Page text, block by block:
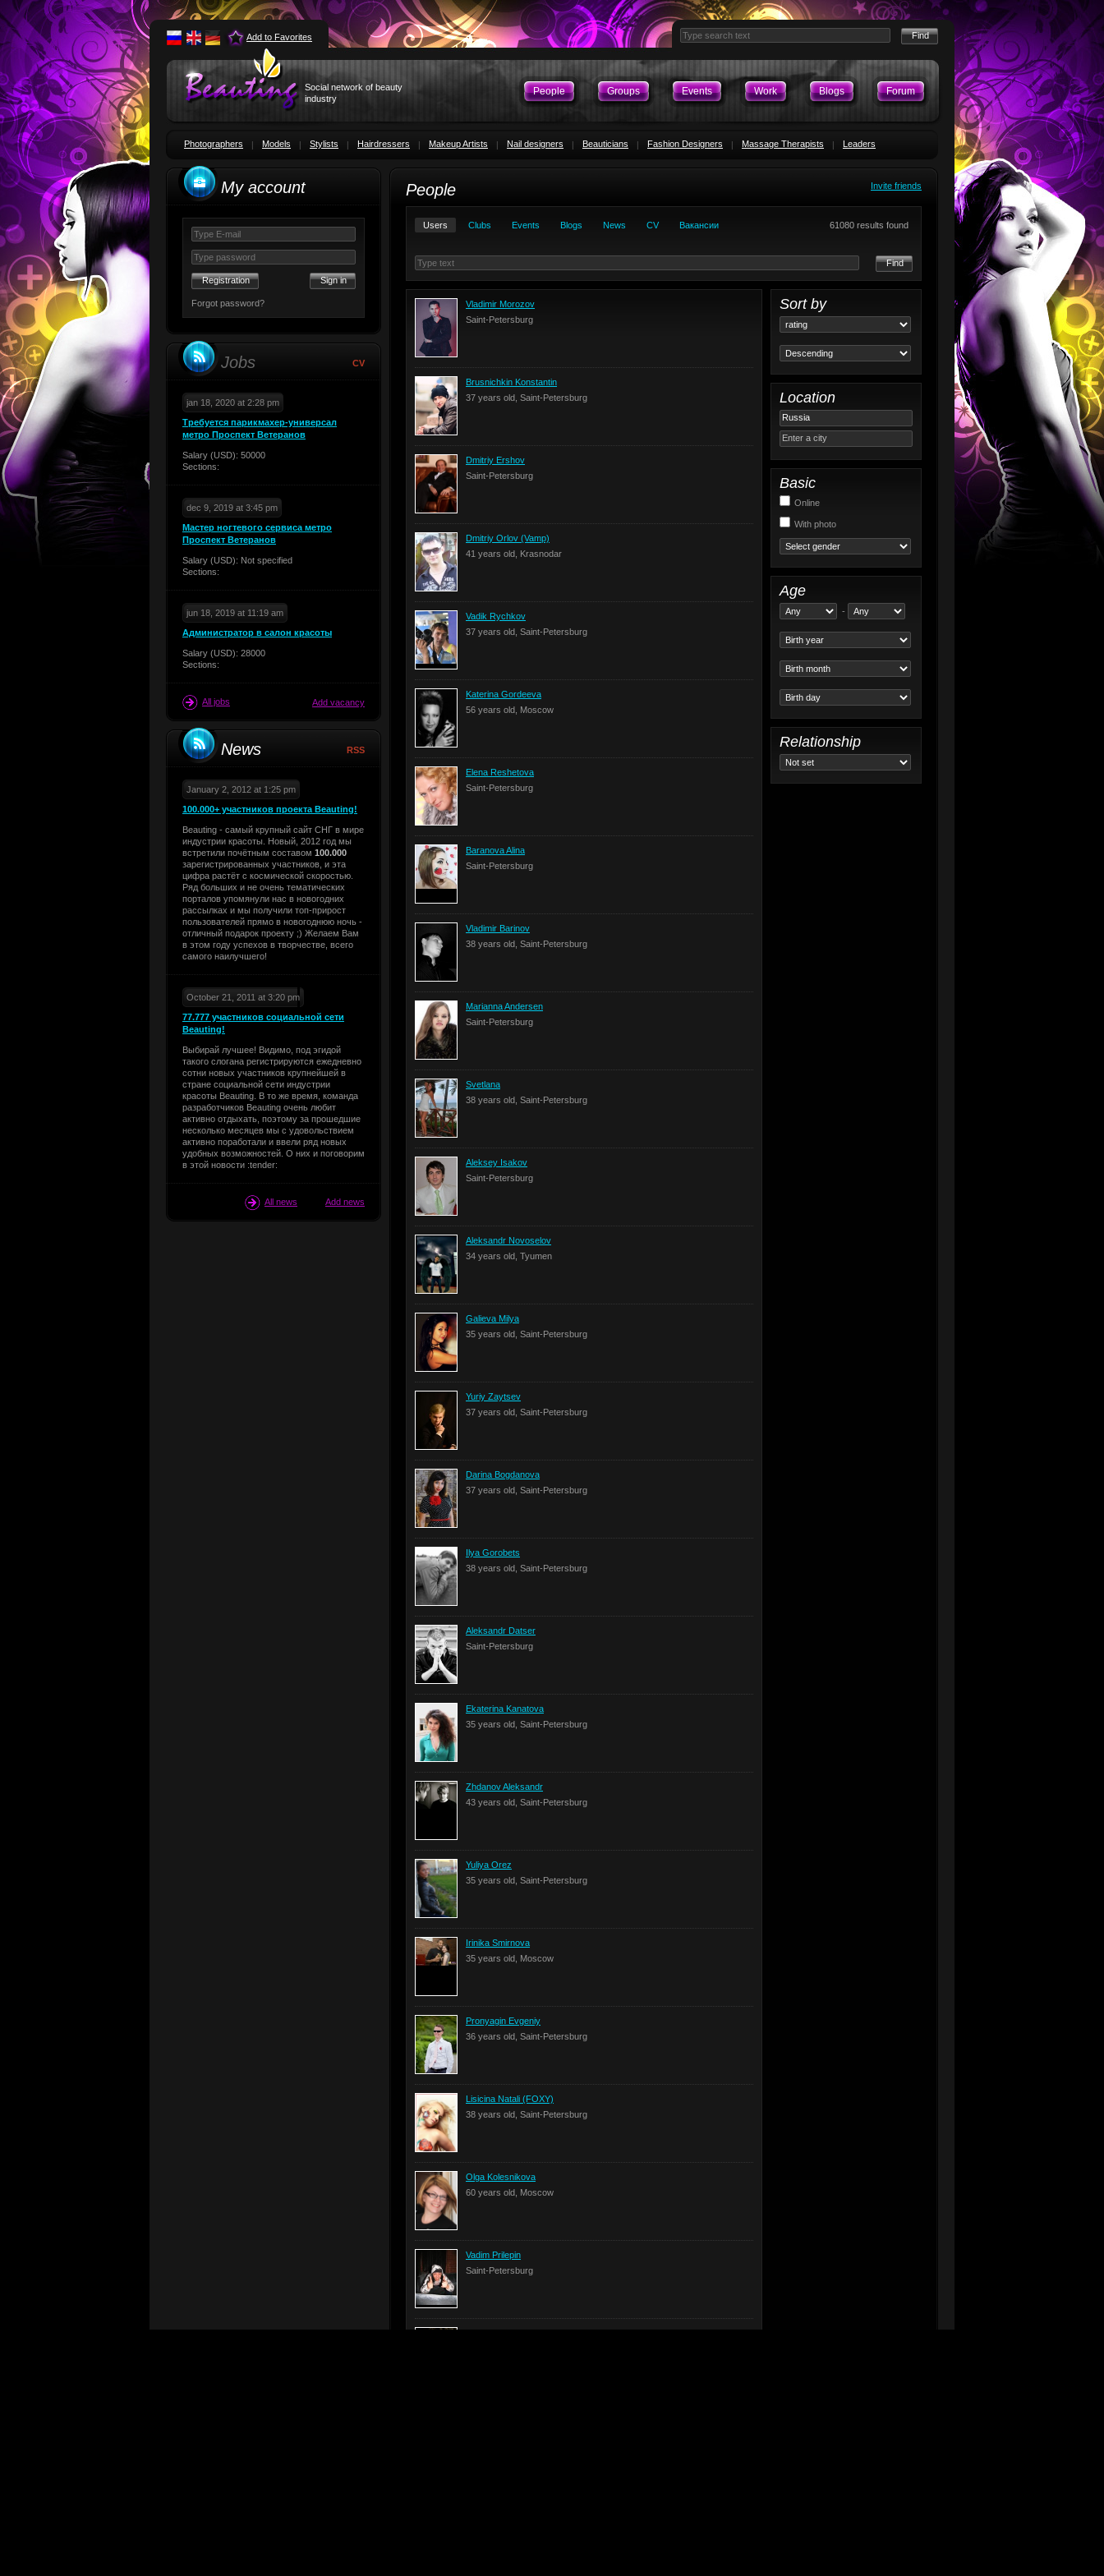
Add to Favorites
Social network of beauty
industry
People Groups Events Work Blogs Forum
Photographers Models Stylists Hairdressers Makeup Artists Nail designers Beauticians Fashion Designers Massage Therapists Leaders
My account
Registration
Forgot password?
Jobs CV
jan 18, 2020 at 2:28 pm
Требуется парикмахер-универсал
метро Проспект Ветеранов
Salary (USD): 50000
Sections:
dec 9, 2019 at 3:45 pm
Мастер ногтевого сервиса метро
Проспект Ветеранов
Salary (USD): Not specified
Sections:
jun 18, 2019 at 11:19 am
Администратор в салон красоты
Salary (USD): 28000
Sections:
All jobs Add vacancy
RSS
News
January 2, 2012 at 1:25 pm
100.000+ участников проекта Beauting!
Beauting - самый крупный сайт СНГ в мире
индустрии красоты. Новый, 2012 год мы
встретили почётным составом 100.000
зарегистрированных участников, и эта
цифра растёт с космической скоростью.
Ряд больших и не очень тематических
порталов упомянули нас в новогодних
рассылках и мы получили топ-прирост
пользователей прямо в новогоднюю ночь -
отличный подарок проекту ;) Желаем Вам
в этом году успехов в творчестве, всего
самого наилучшего!
October 21, 2011 at 3:20 pm
77.777 участников социальной сети
Beauting!
Выбирай лучшее! Видимо, под эгидой
такого слогана регистрируются ежедневно
сотни новых участников крупнейшей в
стране социальной сети индустрии
красоты Beauting. В то же время, команда
разработчиков Beauting очень любит
активно отдыхать, поэтому за прошедшие
несколько месяцев мы с удовольствием
активно поработали и ввели ряд новых
удобных возможностей. О них и поговорим
в этой новости :tender:
Add news
All news
Invite friends
People
Users Clubs Events Blogs News CV Вакансии 61080 results found
Find
Vladimir Morozov
Saint-Petersburg
Brusnichkin Konstantin
37 years old, Saint-Petersburg
Dmitriy Ershov
Saint-Petersburg
Dmitriy Orlov (Vamp)
41 years old, Krasnodar
Vadik Rychkov
37 years old, Saint-Petersburg
Katerina Gordeeva
56 years old, Moscow
Elena Reshetova
Saint-Petersburg
Baranova Alina
Saint-Petersburg
Vladimir Barinov
38 years old, Saint-Petersburg
Marianna Andersen
Saint-Petersburg
Svetlana
38 years old, Saint-Petersburg
Aleksey Isakov
Saint-Petersburg
Aleksandr Novoselov
34 years old, Tyumen
Galieva Milya
35 years old, Saint-Petersburg
Yuriy Zaytsev
37 years old, Saint-Petersburg
Darina Bogdanova
37 years old, Saint-Petersburg
Ilya Gorobets
38 years old, Saint-Petersburg
Aleksandr Datser
Saint-Petersburg
Ekaterina Kanatova
35 years old, Saint-Petersburg
Zhdanov Aleksandr
43 years old, Saint-Petersburg
Yuliya Orez
35 years old, Saint-Petersburg
Irinika Smirnova
35 years old, Moscow
Pronyagin Evgeniy
36 years old, Saint-Petersburg
Lisicina Natali (FOXY)
38 years old, Saint-Petersburg
Olga Kolesnikova
60 years old, Moscow
Vadim Prilepin
Saint-Petersburg
Sort by
Location
Enter a city
Basic
Online
With photo
Age
-
Relationship